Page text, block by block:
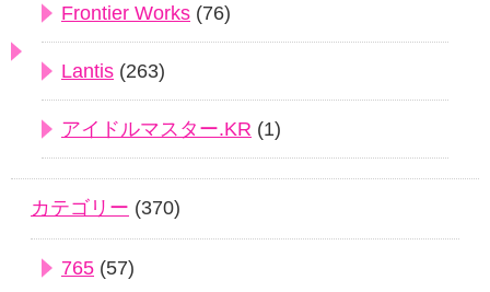
Frontier Works (76)
Lantis (263)
アイドルマスター.KR (1)
カテゴリー (370)
765 (57)